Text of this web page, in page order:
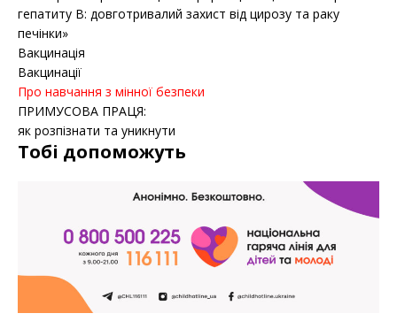
гепатиту B: довготривалий захист від цирозу та раку
печінки»
Вакцинація
Вакцинації
Про навчання з мінної безпеки
ПРИМУСОВА ПРАЦЯ:
як розпізнати та уникнути
Тобі допоможуть